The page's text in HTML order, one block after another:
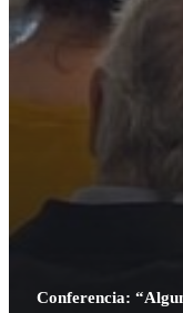
Conferencia: